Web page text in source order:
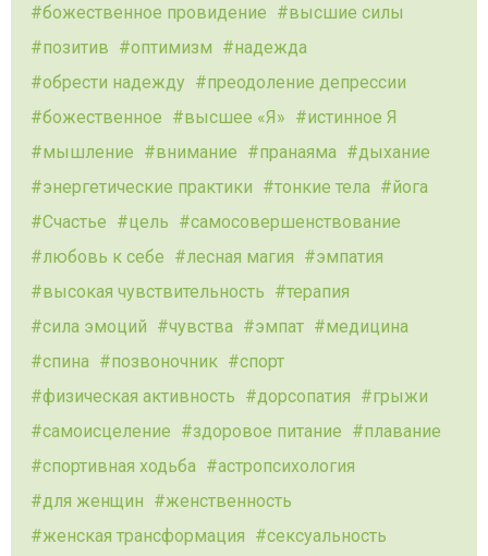
божественное провидение
высшие силы
позитив
оптимизм
надежда
обрести надежду
преодоление депрессии
божественное
высшее «Я»
истинное Я
мышление
внимание пранаяма
дыхание
энергетические практики
тонкие тела
йога
Счастье
цель
самосовершенствование
любовь к себе
лесная магия
эмпатия
высокая чувствительность
терапия
сила эмоций
чувства эмпат
медицина
спина
позвоночник
спорт
физическая активность
дорсопатия
грыжи
самоисцеление
здоровое питание
плавание
спортивная ходьба
астропсихология
для женщин
женственность
женская трансформация
сексуальность